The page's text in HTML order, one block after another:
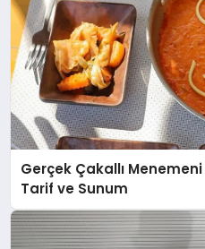
Gerçek Çakallı
Tarif ve Sunum